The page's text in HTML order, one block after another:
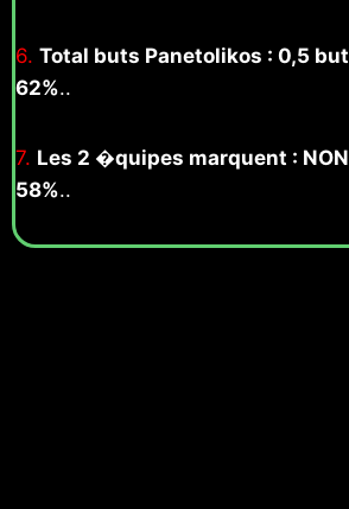
6. Total buts Panetolikos : 0,5 but
62%..
7. Les 2 �quipes marquent : NON
58%..